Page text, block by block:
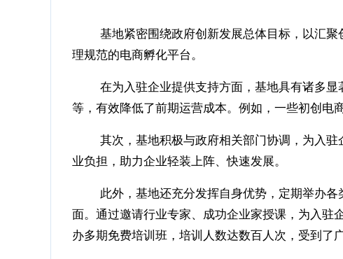
基地紧密围绕政府创新发展总体目标，以汇聚
理规范的电商孵化平台。
在为入驻企业提供支持方面，基地具有诸多显
等，有效降低了前期运营成本。例如，一些初创电
其次，基地积极与政府相关部门协调，为入驻
业负担，助力企业轻装上阵、快速发展。
此外，基地还充分发挥自身优势，定期举办各
面。通过邀请行业专家、成功企业家授课，为入
办多期免费培训班，培训人数达数百人次，受到了